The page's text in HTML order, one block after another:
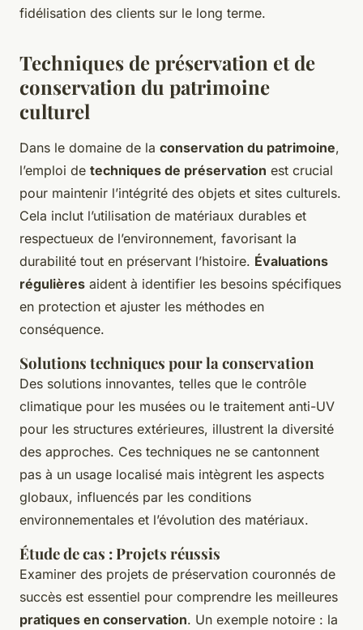
fidélisation des clients sur le long terme.
Techniques de préservation et de
conservation du patrimoine
culturel
Dans le domaine de la conservation du patrimoine,
l’emploi de techniques de préservation est crucial
pour maintenir l’intégrité des objets et sites culturels.
Cela inclut l’utilisation de matériaux durables et
respectueux de l’environnement, favorisant la
durabilité tout en préservant l’histoire. Évaluations
régulières aident à identifier les besoins spécifiques
en protection et ajuster les méthodes en
conséquence.
Solutions techniques pour la conservation
Des solutions innovantes, telles que le contrôle
climatique pour les musées ou le traitement anti-UV
pour les structures extérieures, illustrent la diversité
des approches. Ces techniques ne se cantonnent
pas à un usage localisé mais intègrent les aspects
globaux, influencés par les conditions
environnementales et l’évolution des matériaux.
Étude de cas : Projets réussis
Examiner des projets de préservation couronnés de
succès est essentiel pour comprendre les meilleures
pratiques en conservation. Un exemple notoire : la